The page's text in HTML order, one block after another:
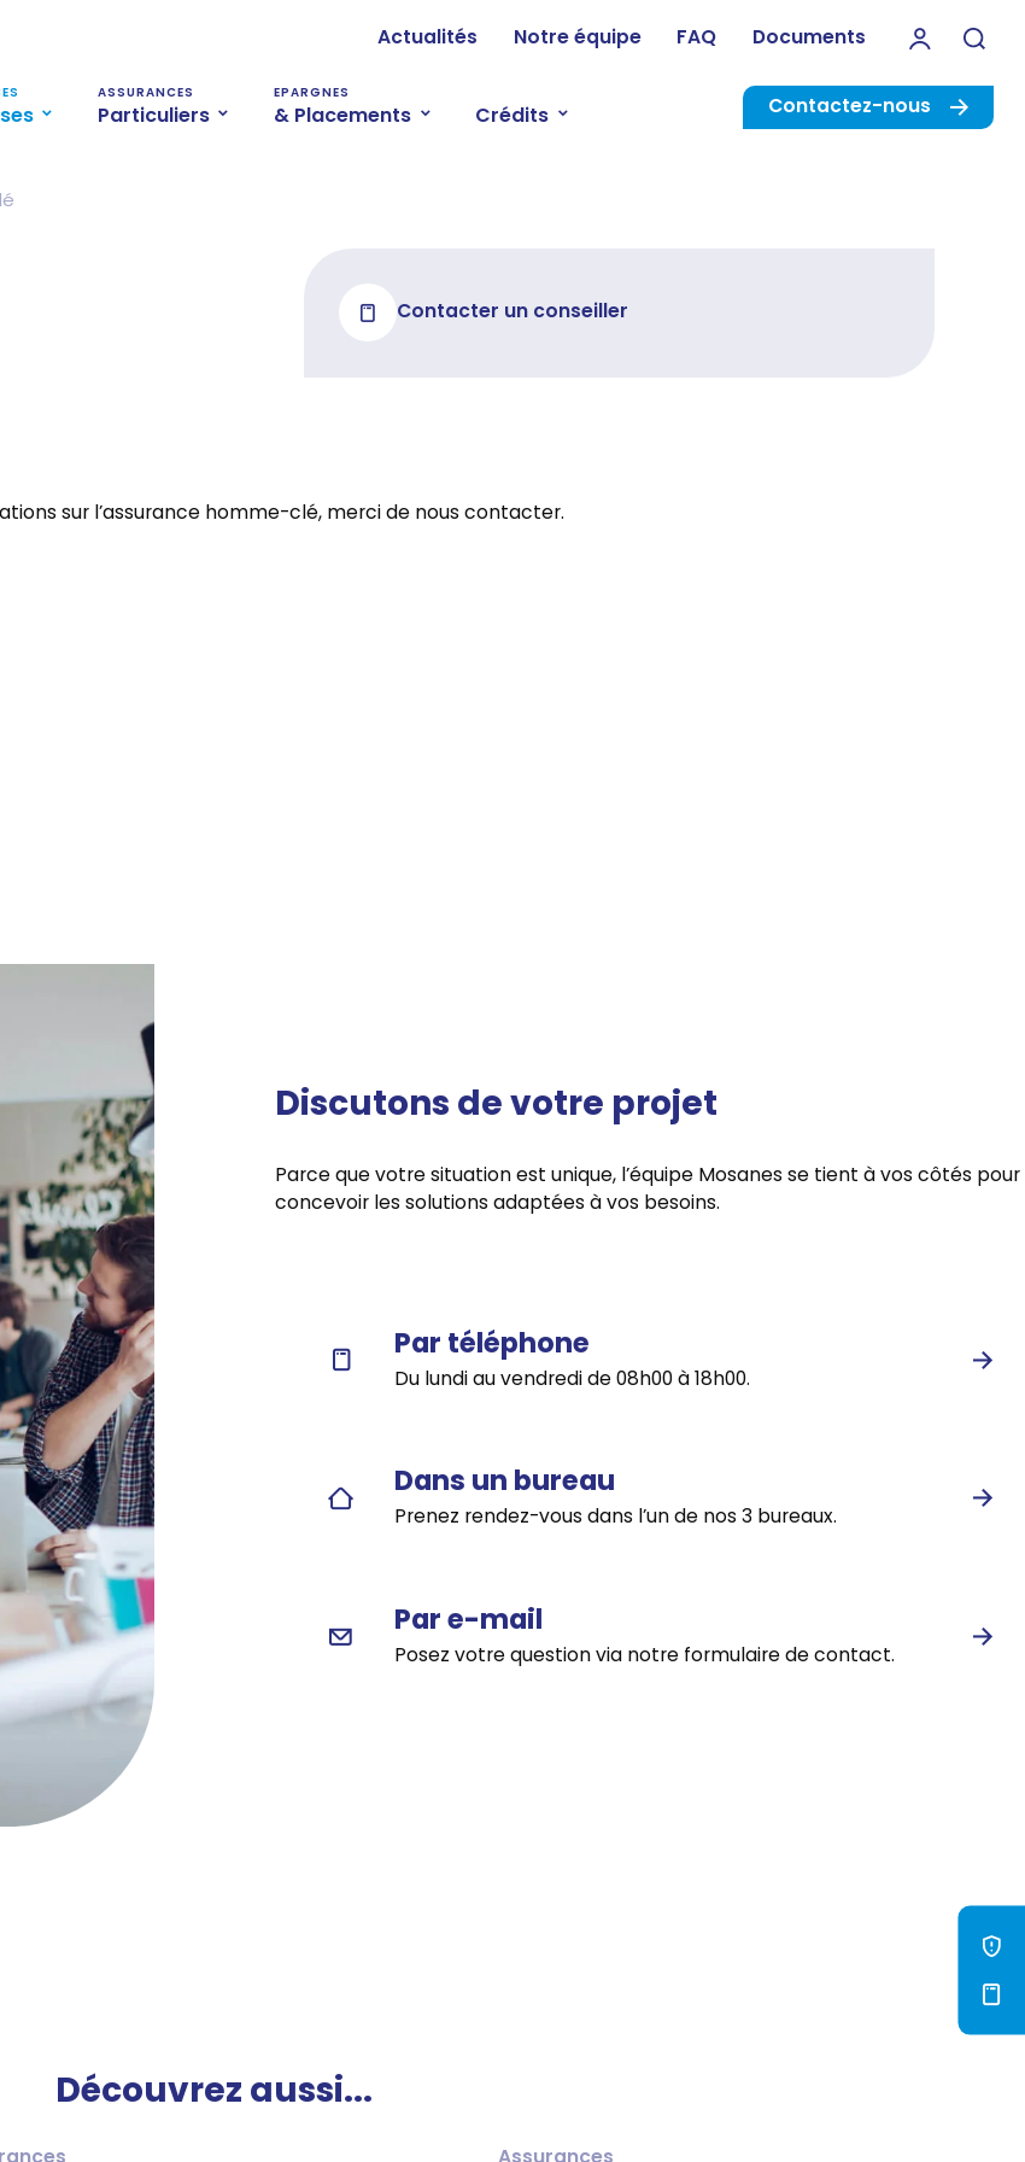
ASSURANCES
Particuliers
EPARGNES
& Placements Crédits Contactez-nous
Actualités Notre équipe FAQ Documents
Contacter un conseiller
sur l’assurance homme-clé, merci de nous contacter.
Discutons de votre projet
Parce que votre situation est unique, l’équipe Mosanes se tient à vos côtés pour
concevoir les solutions adaptées à vos besoins.
Par téléphone
Du lundi au vendredi de 08h00 à 18h00.
Dans un bureau
Prenez rendez-vous dans l’un de nos 3 bureaux.
Par e-mail
Posez votre question via notre formulaire de contact.
Découvrez aussi...